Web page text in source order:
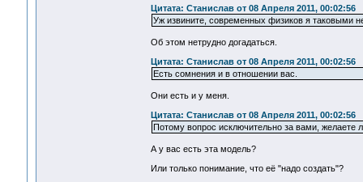
Цитата: Станислав от 08 Апреля 2011, 00:02:56
Уж извините, современных физиков я таковыми
Об этом нетрудно догадаться.
Цитата: Станислав от 08 Апреля 2011, 00:02:56
Есть сомнения и в отношении вас.
Они есть и у меня.
Цитата: Станислав от 08 Апреля 2011, 00:02:56
Потому вопрос исключительно за вами,
А у вас есть эта модель?
Или только понимание, что её "надо создать"?